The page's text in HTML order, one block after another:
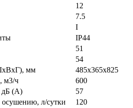
12
7.5
I
IP44
51
54
мм
485x365x825
м3/ч
600
дБ (A)
57
осушению, л/сутки
120